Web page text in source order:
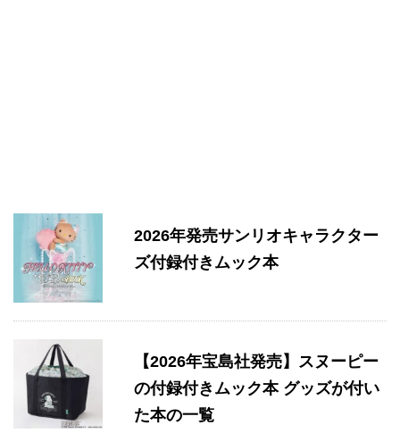
2026年発売サンリオキャラクター
ズ付録付きムック本
【2026年宝島社発売】スヌーピー
の付録付きムック本 グッズが付い
た本の一覧